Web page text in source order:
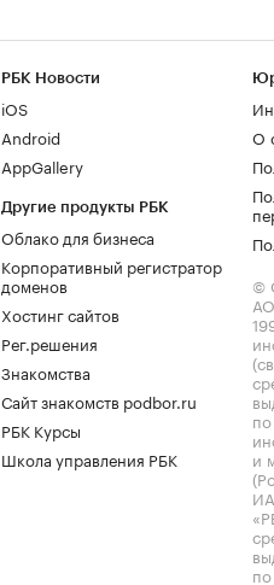
РБК Новости
iOS
Android
AppGallery
Другие продукты РБК
Облако для бизнеса
Корпоративный регистратор
доменов
Хостинг сайтов
Рег.решения
Знакомства
Сайт знакомств podbor.ru
РБК Курсы
Школа управления РБК
О
©
и